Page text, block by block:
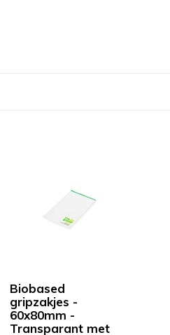
Biobased
gripzakjes -
60x80mm -
Transparant met